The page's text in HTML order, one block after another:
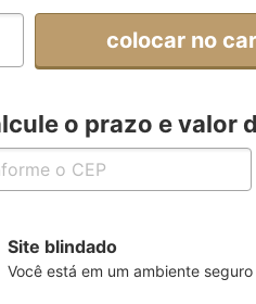
colocar no
o prazo e valor
Site blindado
Você está em um ambiente seguro